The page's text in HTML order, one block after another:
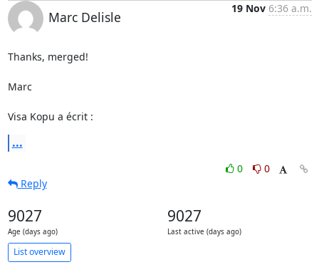
Marc Delisle
19 Nov 6:36 a.m.
Thanks, merged!
Marc
Visa Kopu a écrit :
...
0
0
Reply
9027
Age (days ago)
9027
Last active (days ago)
List overview